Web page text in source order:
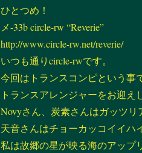
ひとつめ！
メ-33b circle-rw “Reverie”
http://www.circle-rw.net/reverie/
いつも通りcircle-rwです。
今回はトランスコンピという事
トランスアレンジャーをお迎え
Novyさん、炭素さんはガッツリ
天音さんはチョーカッコイイハ
私は故郷の星が映る海のアップ